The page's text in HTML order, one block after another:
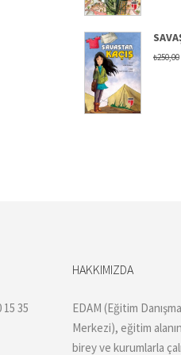
₺250,00
35
HAKKIMIZDA
EDAM (Eğitim
Merkezi), eğitim
birey ve kurumlarla